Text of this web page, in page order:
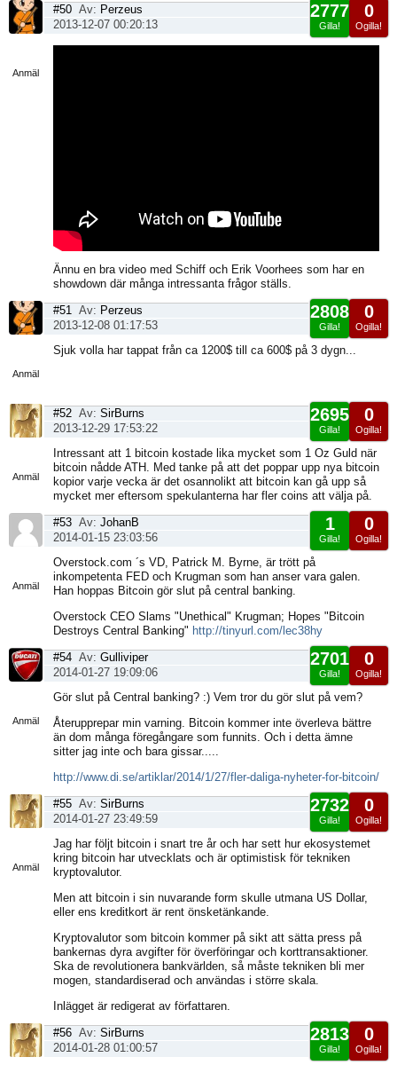
Anmäl
0
Ogilla!
2777
Gilla!
#50 Av: Perzeus
2013-12-07 00:20:13
Ännu en bra video med Schiff och Erik Voorhees som har en
showdown där många intressanta frågor ställs.
Anmäl
0
Ogilla!
2808
Gilla!
#51 Av: Perzeus
2013-12-08 01:17:53
Sjuk volla har tappat från ca 1200$ till ca 600$ på 3 dygn...
Anmäl
0
Ogilla!
2695
Gilla!
#52 Av: SirBurns
2013-12-29 17:53:22
Intressant att 1 bitcoin kostade lika mycket som 1 Oz Guld när
bitcoin nådde ATH. Med tanke på att det poppar upp nya bitcoin
kopior varje vecka är det osannolikt att bitcoin kan gå upp så
mycket mer eftersom spekulanterna har fler coins att välja på.
Anmäl
0
Ogilla!
1
Gilla!
#53 Av: JohanB
2014-01-15 23:03:56
Overstock.com ´s VD, Patrick M. Byrne, är trött på
inkompetenta FED och Krugman som han anser vara galen.
Han hoppas Bitcoin gör slut på central banking.
Overstock CEO Slams "Unethical" Krugman; Hopes "Bitcoin
Destroys Central Banking" http://tinyurl.com/lec38hy
Anmäl
0
Ogilla!
2701
Gilla!
#54 Av: Gulliviper
2014-01-27 19:09:06
Gör slut på Central banking? :) Vem tror du gör slut på vem?
Återupprepar min varning. Bitcoin kommer inte överleva bättre
än dom många föregångare som funnits. Och i detta ämne
sitter jag inte och bara gissar.....
http://www.di.se/artiklar/2014/1/27/fler-daliga-nyheter-for-bitcoin/
Anmäl
0
Ogilla!
2732
Gilla!
#55 Av: SirBurns
2014-01-27 23:49:59
Jag har följt bitcoin i snart tre år och har sett hur ekosystemet
kring bitcoin har utvecklats och är optimistisk för tekniken
kryptovalutor.
Men att bitcoin i sin nuvarande form skulle utmana US Dollar,
eller ens kreditkort är rent önsketänkande.
Kryptovalutor som bitcoin kommer på sikt att sätta press på
bankernas dyra avgifter för överföringar och korttransaktioner.
Ska de revolutionera bankvärlden, så måste tekniken bli mer
mogen, standardiserad och användas i större skala.
Inlägget är redigerat av författaren.
0
Ogilla!
2813
Gilla!
#56 Av: SirBurns
2014-01-28 01:00:57